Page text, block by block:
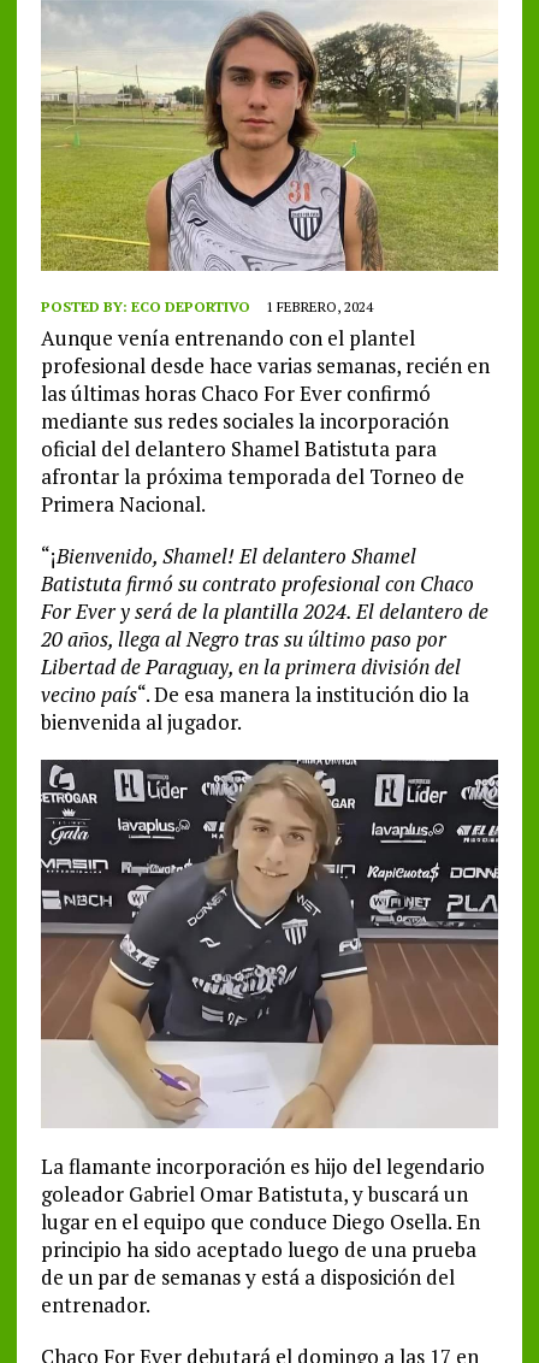
POSTED BY: ECO DEPORTIVO 1 FEBRERO, 2024
Aunque venía entrenando con el plantel
profesional desde hace varias semanas, recién en
las últimas horas Chaco For Ever confirmó
mediante sus redes sociales la incorporación
oficial del delantero Shamel Batistuta para
afrontar la próxima temporada del Torneo de
Primera Nacional.
“¡Bienvenido, Shamel! El delantero Shamel
Batistuta firmó su contrato profesional con Chaco
For Ever y será de la plantilla 2024. El delantero de
20 años, llega al Negro tras su último paso por
Libertad de Paraguay, en la primera división del
vecino país“. De esa manera la institución dio la
bienvenida al jugador.
La flamante incorporación es hijo del legendario
goleador Gabriel Omar Batistuta, y buscará un
lugar en el equipo que conduce Diego Osella. En
principio ha sido aceptado luego de una prueba
de un par de semanas y está a disposición del
entrenador.
Chaco For Ever debutará el domingo a las 17 en